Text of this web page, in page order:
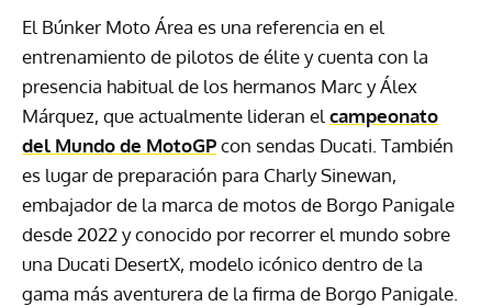
El Búnker Moto Área es una referencia en el
entrenamiento de pilotos de élite y cuenta con la
presencia habitual de los hermanos Marc y Álex
Márquez, que actualmente lideran el campeonato
del Mundo de MotoGPcon sendas Ducati. También
es lugar de preparación para Charly Sinewan,
embajador de la marca de motos de Borgo Panigale
desde 2022 y conocido por recorrer el mundo sobre
una Ducati DesertX, modelo icónico dentro de la
gama más aventurera de la firma de Borgo Panigale.